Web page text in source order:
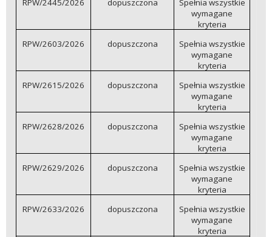
RPW/2445/2026 dopuszczona
Spełnia wszystkie
wymagane
kryteria
RPW/2603/2026
dopuszczona
Spełnia wszystkie
wymagane
kryteria
RPW/2615/2026
dopuszczona
Spełnia wszystkie
wymagane
kryteria
RPW/2628/2026
dopuszczona
Spełnia wszystkie
wymagane
kryteria
RPW/2629/2026
dopuszczona
Spełnia wszystkie
wymagane
kryteria
RPW/2633/2026
dopuszczona
Spełnia wszystkie
wymagane
kryteria